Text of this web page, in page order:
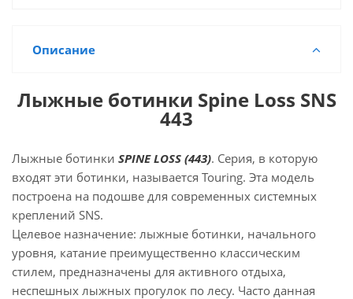
Описание
Лыжные ботинки Spine Loss SNS
443
Лыжные ботинки SPINE LOSS (443). Серия, в которую
входят эти ботинки, называется Touring. Эта модель
построена на подошве для современных системных
креплений SNS.
Целевое назначение: лыжные ботинки, начального
уровня, катание преимущественно классическим
стилем, предназначены для активного отдыха,
неспешных лыжных прогулок по лесу. Часто данная